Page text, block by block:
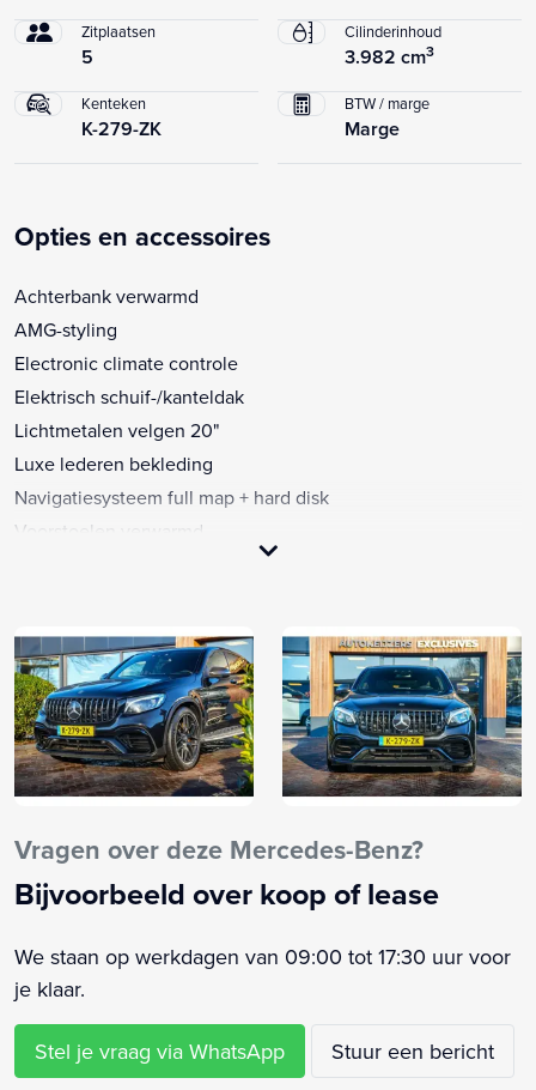
Zitplaatsen
5
Cilinderinhoud
3.982 cm3
Kenteken
K-279-ZK
BTW / marge
Marge
Opties en accessoires
Achterbank verwarmd
AMG-styling
Electronic climate controle
Elektrisch schuif-/kanteldak
Lichtmetalen velgen 20"
Luxe lederen bekleding
Navigatiesysteem full map + hard disk
Voorstoelen verwarmd
Achterbank in delen neerklapbaar
Achteropkomend verkeer waarschuwing
Achteruitrijcamera
Adaptief demping systeem
Adaptieve Cruise Control
Airco
Alarm klasse 3
Aluminium interieur afwerking
Anti Blokkeer Systeem
Anti doorSlip Regeling
Armsteun achter
Armsteun voor
Vragen over deze Mercedes-Benz?
Bijvoorbeeld over koop of lease
We staan op werkdagen van 09:00 tot 17:30 uur voor
je klaar.
Stel je vraag via WhatsApp Stuur een bericht